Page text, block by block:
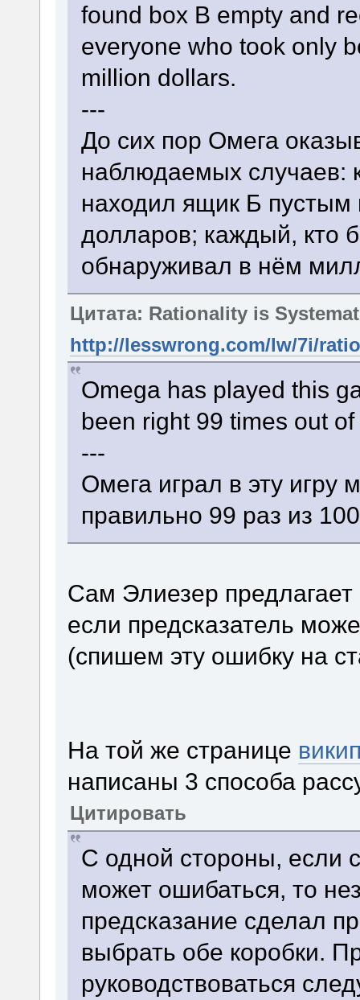
found box B empty and
everyone who took only
million dollars.
---
До сих пор Омега
наблюдаемых случаев:
находил ящик Б пустым
долларов; каждый, кто
обнаруживал в нём
Цитата: Rationality is
http://lesswrong.com/lw/7i/
Omega has played this
been right 99 times out
---
Омега играл в эту игру
правильно 99 раз из
Сам Элиезер
если предсказатель
(спишем эту ошибку на
На той же странице
написаны 3 способа
Цитировать
С одной стороны, если
может ошибаться, то
предсказание сделал
выбрать обе коробки.
руководствоваться